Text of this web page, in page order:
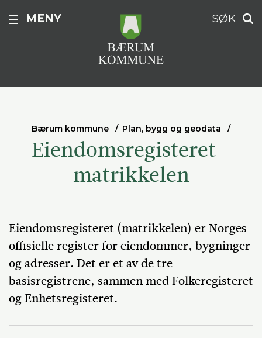
MENY SØK
Bærum kommune Plan, bygg og geodata
Eiendomsregisteret -
matrikkelen
Eiendomsregisteret (matrikkelen) er Norges
offisielle register for eiendommer, bygninger
og adresser. Det er et av de tre
basisregistrene, sammen med Folkeregisteret
og Enhetsregisteret.